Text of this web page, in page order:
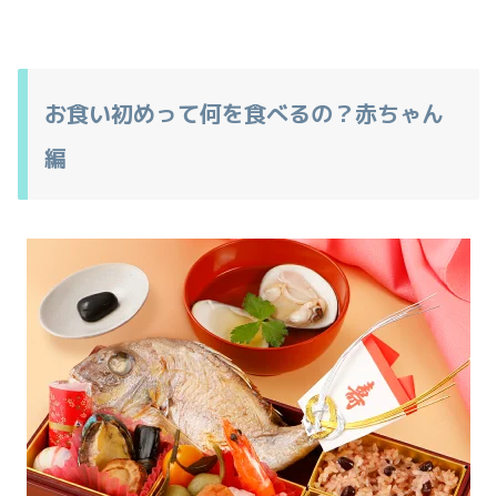
お食い初めって何を食べるの？赤ちゃん
編